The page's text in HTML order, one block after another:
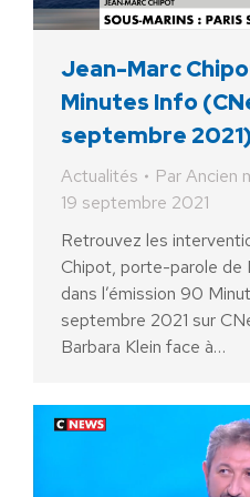
Jean-Marc
Minutes Info
septembre
Actualités ParAncien
19 septembre 2021
Retrouvez les
Chipot, porte-parole de
dans l’émission 90
septembre 2021 sur
Barbara Klein face à…